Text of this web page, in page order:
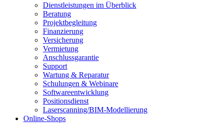
Dienstleistungen im Überblick
Beratung
Projektbegleitung
Finanzierung
Versicherung
Vermietung
Anschlussgarantie
Support
Wartung & Reparatur
Schulungen & Webinare
Softwareentwicklung
Positionsdienst
Laserscanning/BIM-Modellierung
Online-Shops